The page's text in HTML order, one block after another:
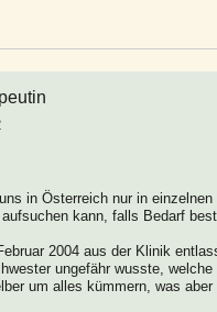
in Österreich nur in
kann, falls Bedarf
2004 aus der Klinik
ungefähr wusste,
um alles kümmern, was